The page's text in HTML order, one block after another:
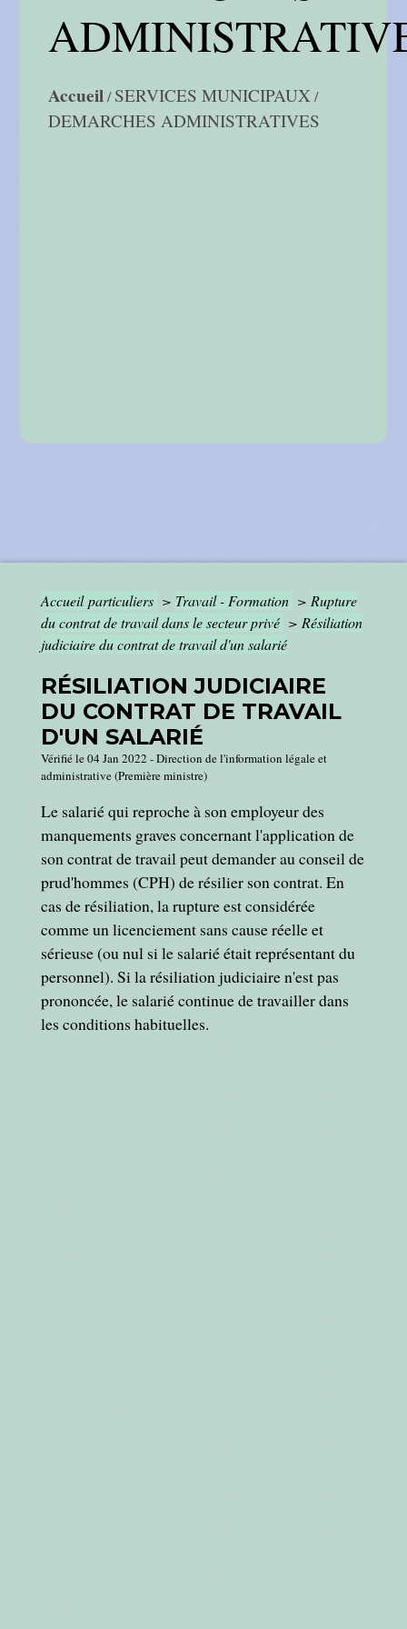
Accueil/SERVICES MUNICIPAUX/
DEMARCHES ADMINISTRATIVES
Accueil particuliers > Travail - Formation > Rupture
du contrat de travail dans le secteur privé > Résiliation
judiciaire du contrat de travail d'un salarié
RÉSILIATION JUDICIAIRE
DU CONTRAT DE TRAVAIL
D'UN SALARIÉ
Vérifié le 04 Jan 2022 - Direction de l'information légale et
administrative (Première ministre)
Le salarié qui reproche à son employeur des
manquements graves concernant l'application de
son contrat de travail peut demander au conseil de
prud'hommes (CPH) de résilier son contrat. En
cas de résiliation, la rupture est considérée
comme un licenciement sans cause réelle et
sérieuse (ou nul si le salarié était représentant du
personnel). Si la résiliation judiciaire n'est pas
prononcée, le salarié continue de travailler dans
les conditions habituelles.